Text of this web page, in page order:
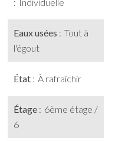
Eaux usées
Tout à
l'égout
État À rafraîchir
Étage
6ème étage /
6